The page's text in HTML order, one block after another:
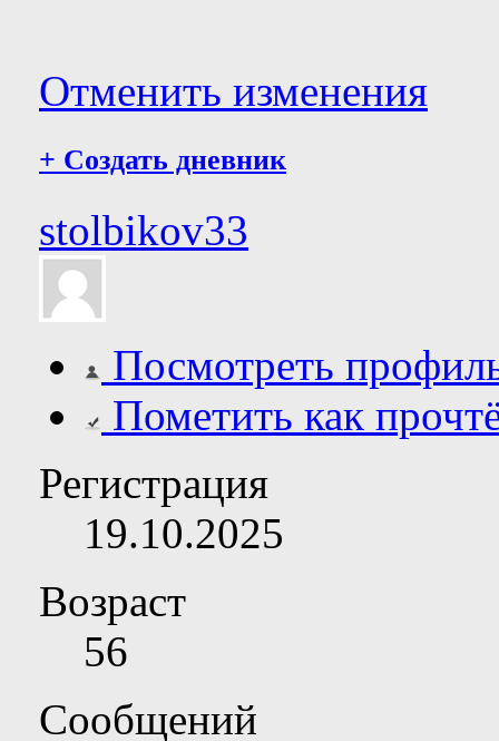
Отменить изменения
+ Создать дневник
stolbikov33
Посмотреть
Пометить как
Регистрация
19.10.2025
Возраст
56
Сообщений